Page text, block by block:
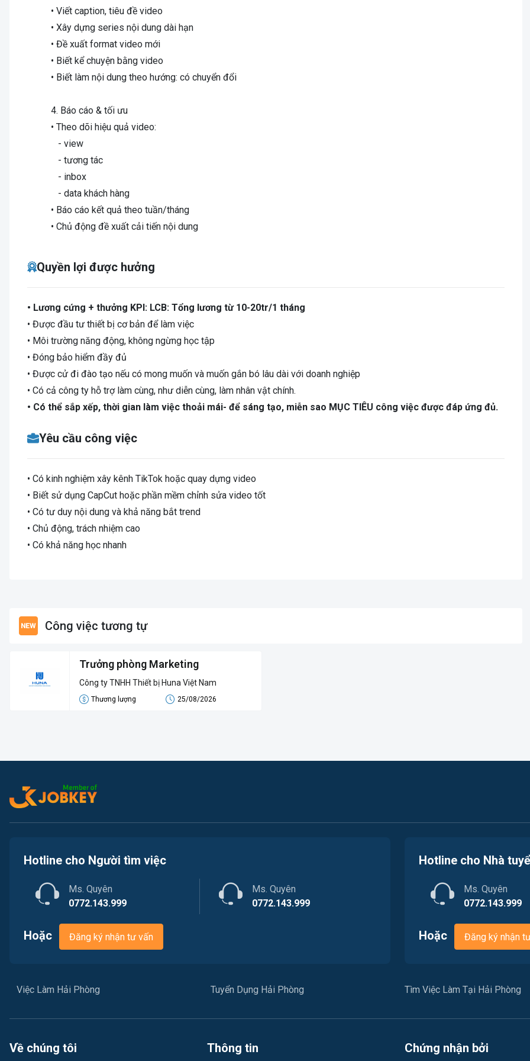
• Viết caption, tiêu đề video
• Xây dựng series nội dung dài hạn
• Đề xuất format video mới
• Biết kể chuyện bằng video
• Biết làm nội dung theo hướng: có chuyển đổi
4. Báo cáo & tối ưu
• Theo dõi hiệu quả video:
- view
- tương tác
- inbox
- data khách hàng
• Báo cáo kết quả theo tuần/tháng
• Chủ động đề xuất cải tiến nội dung
Quyền lợi được hưởng
• Lương cứng + thưởng KPI: LCB: Tổng lương từ 10-20tr/1 tháng
• Được đầu tư thiết bị cơ bản để làm việc
• Môi trường năng động, không ngừng học tập
• Đóng bảo hiểm đầy đủ
• Được cử đi đào tạo nếu có mong muốn và muốn gắn bó lâu dài với doanh nghiệp
• Có cả công ty hỗ trợ làm cùng, như diễn cùng, làm nhân vật chính.
• Có thể sắp xếp, thời gian làm việc thoải mái- để sáng tạo, miễn sao MỤC TIÊU công việc được đáp ứng đủ.
Yêu cầu công việc
• Có kinh nghiệm xây kênh TikTok hoặc quay dựng video
• Biết sử dụng CapCut hoặc phần mềm chỉnh sửa video tốt
• Có tư duy nội dung và khả năng bắt trend
• Chủ động, trách nhiệm cao
• Có khả năng học nhanh
Công việc tương tự
Trưởng phòng Marketing
Công ty TNHH Thiết bị Huna Việt Nam
Thương lượng 25/08/2026
Hotline cho Người tìm việc
Ms. Quyên
0772.143.999
Ms. Quyên
0772.143.999
Hoặc Đăng ký nhận tư vấn
Hotline cho Nhà
Ms. Quyên
0772.143.999
Hoặc Đăng ký nhận
Việc Làm Hải Phòng Tuyển Dụng Hải Phòng Tìm Việc Làm Tại Hải Phòng
Về chúng tôi Thông tin Chứng nhận bởi